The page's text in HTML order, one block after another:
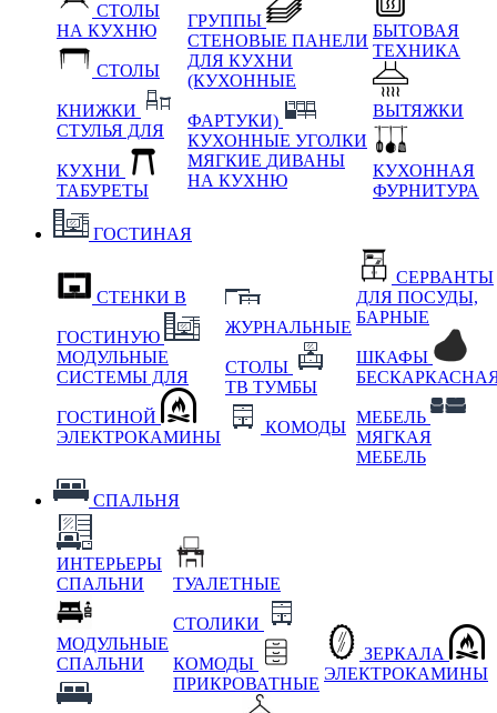
СТОЛЫ
НА КУХНЮ
СТОЛЫ
КНИЖКИ
СТУЛЬЯ ДЛЯ
КУХНИ
ТАБУРЕТЫ
ГРУППЫ
СТЕНОВЫЕ ПАНЕЛИ
ДЛЯ КУХНИ
(КУХОННЫЕ
ФАРТУКИ)
КУХОННЫЕ УГОЛКИ
МЯГКИЕ ДИВАНЫ
НА КУХНЮ
БЫТОВАЯ
ТЕХНИКА
ВЫТЯЖКИ
КУХОННАЯ
ФУРНИТУРА
ГОСТИНАЯ
СТЕНКИ В
ГОСТИНУЮ
МОДУЛЬНЫЕ
СИСТЕМЫ ДЛЯ
ГОСТИНОЙ
ЭЛЕКТРОКАМИНЫ
ЖУРНАЛЬНЫЕ
СТОЛЫ
ТВ ТУМБЫ
КОМОДЫ
СЕРВАНТЫ
ДЛЯ ПОСУДЫ,
БАРНЫЕ
ШКАФЫ
МЕБЕЛЬ
МЯГКАЯ
МЕБЕЛЬ
СПАЛЬНЯ
ИНТЕРЬЕРЫ
СПАЛЬНИ
МОДУЛЬНЫЕ
СПАЛЬНИ
ТУАЛЕТНЫЕ
СТОЛИКИ
КОМОДЫ
ПРИКРОВАТНЫЕ
ЗЕРКАЛА
ЭЛЕКТРОКАМИНЫ